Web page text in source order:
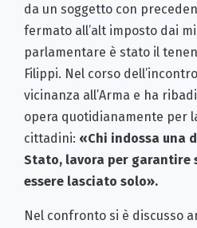
da un soggetto con
fermato all’alt imposto dai
parlamentare è stato il
Filippi. Nel corso
vicinanza all’Arma e ha
opera quotidianamente per
cittadini: «Chi indossa una
Stato, lavora per garantire
essere lasciato solo».
Nel confronto si è discusso